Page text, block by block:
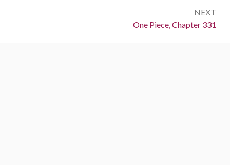
NEXT
Next:
One Piece, Chapter 331